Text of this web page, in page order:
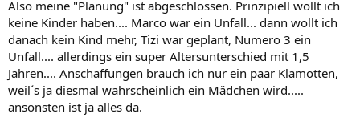
Also meine "Planung" ist abgeschlossen. Prinzipiell wollt ich
keine Kinder haben.... Marco war ein Unfall... dann wollt ich
danach kein Kind mehr, Tizi war geplant, Numero 3 ein
Unfall.... allerdings ein super Altersunterschied mit 1,5
Jahren.... Anschaffungen brauch ich nur ein paar Klamotten,
weil´s ja diesmal wahrscheinlich ein Mädchen wird.....
ansonsten ist ja alles da.